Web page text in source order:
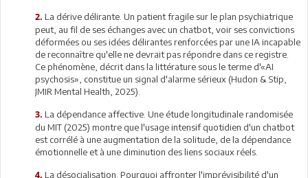
2. La dérive délirante. Un patient fragile sur le plan psychiatrique
peut, au fil de ses échanges avec un chatbot, voir ses convictions
déformées ou ses idées délirantes renforcées par une IA incapable
de reconnaître qu'elle ne devrait pas répondre dans ce registre.
Ce phénomène, décrit dans la littérature sous le terme d'«AI
psychosis», constitue un signal d'alarme sérieux (Hudon & Stip,
JMIR Mental Health, 2025).
3. La dépendance affective. Une étude longitudinale randomisée
du MIT (2025) montre que l'usage intensif quotidien d'un chatbot
est corrélé à une augmentation de la solitude, de la dépendance
émotionnelle et à une diminution des liens sociaux réels.
4. La désocialisation. Pourquoi affronter l'imprévisibilité d'un